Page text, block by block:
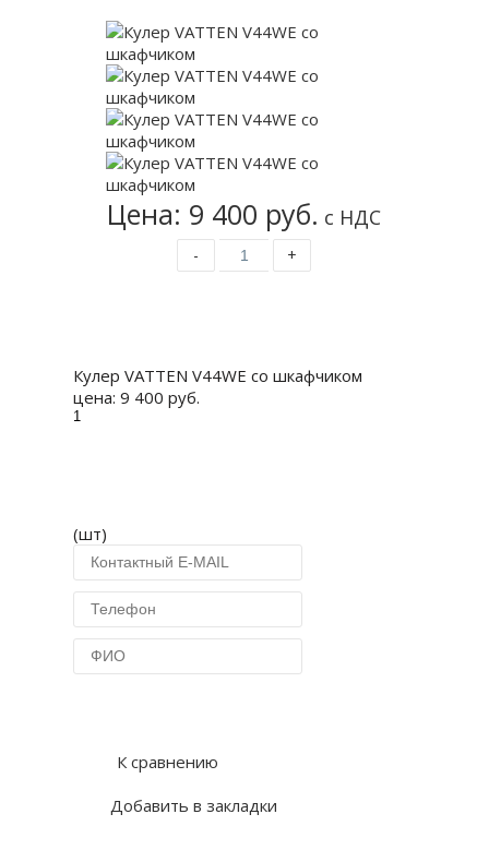
Цена: 9 400 руб. с НДС
- +
Кулер VATTEN V44WE со шкафчиком
цена:9 400 руб.
(шт)
К сравнению
Добавить в закладки